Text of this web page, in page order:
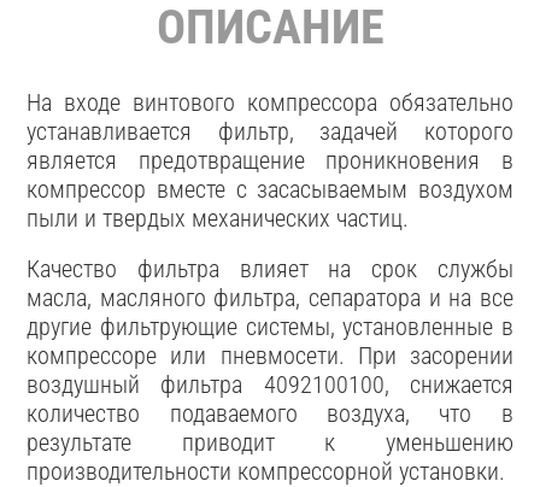
ОПИСАНИЕ
На входе винтового компрессора обязательно
устанавливается фильтр, задачей которого
является предотвращение проникновения в
компрессор вместе с засасываемым воздухом
пыли и твердых механических частиц.
Качество фильтра влияет на срок службы
масла, масляного фильтра, сепаратора и на все
другие фильтрующие системы, установленные в
компрессоре или пневмосети. При засорении
воздушный фильтра 4092100100, снижается
количество подаваемого воздуха, что в
результате приводит к уменьшению
производительности компрессорной установки.